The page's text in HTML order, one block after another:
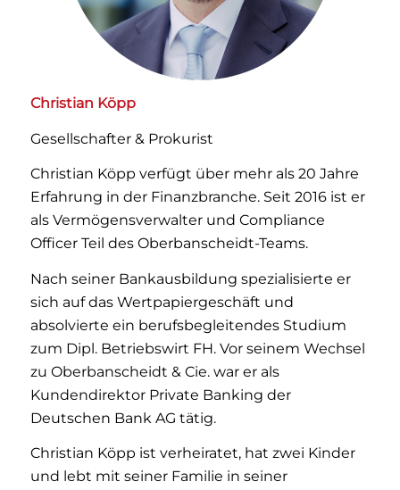
Christian Köpp
Gesellschafter & Prokurist
Christian Köpp verfügt über mehr als 20 Jahre
Erfahrung in der Finanzbranche. Seit 2016 ist er
als Vermögensverwalter und Compliance
Officer Teil des Oberbanscheidt-Teams.
Nach seiner Bankausbildung spezialisierte er
sich auf das Wertpapiergeschäft und
absolvierte ein berufsbegleitendes Studium
zum Dipl. Betriebswirt FH. Vor seinem Wechsel
zu Oberbanscheidt & Cie. war er als
Kundendirektor Private Banking der
Deutschen Bank AG tätig.
Christian Köpp ist verheiratet, hat zwei Kinder
und lebt mit seiner Familie in seiner